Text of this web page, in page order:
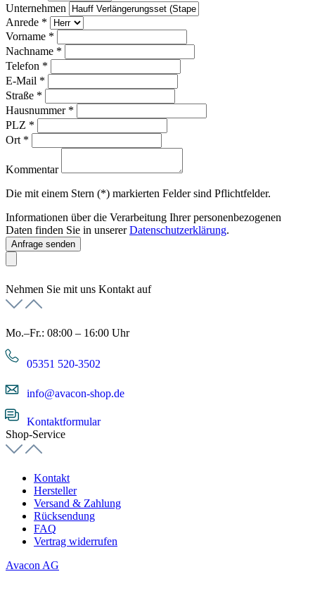
Unternehmen
Anrede *
Vorname *
Nachname *
Telefon *
E-Mail *
Straße *
Hausnummer *
PLZ *
Ort *
Kommentar
Die mit einem Stern (*) markierten Felder sind Pflichtfelder.
Informationen über die Verarbeitung Ihrer personenbezogenen
Daten finden Sie in unsererDatenschutzerklärung.
Anfrage senden
Nehmen Sie mit uns Kontakt auf
Mo.–Fr.: 08:00 – 16:00 Uhr
05351 520-3502
info@avacon-shop.de
Kontaktformular
Shop-Service
Kontakt
Hersteller
Versand & Zahlung
Rücksendung
FAQ
Vertrag widerrufen
Avacon AG